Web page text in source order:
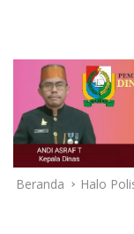
Beranda Halo